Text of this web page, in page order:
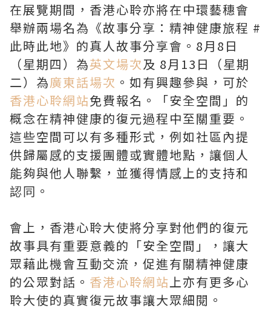
在展覽期間，香港心聆亦將在中環藝穗會
舉辦兩場名為《故事分享：精神健康旅程 #
此時此地》的真人故事分享會。8月8日
（星期四）為英文場次及 8月13日（星期
二）為廣東話場次 。如有興趣參與，可於
香港心聆網站免費報名。「安全空間」的
概念在精神健康的復元過程中至關重要。
這些空間可以有多種形式，例如社區內提
供歸屬感的支援團體或實體地點，讓個人
能夠與他人聯繫，並獲得情感上的支持和
認同。
會上，香港心聆大使將分享對他們的復元
故事具有重要意義的「安全空間」，讓大
眾藉此機會互動交流，促進有關精神健康
的公眾對話。 香港心聆網站上亦有更多心
聆大使的真實復元故事讓大眾細閱。